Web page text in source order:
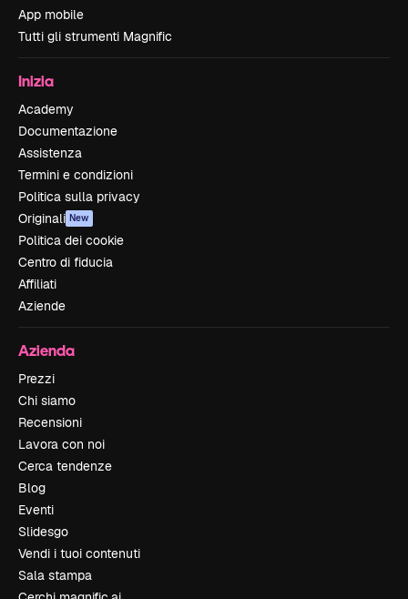
App mobile
Tutti gli strumenti Magnific
Inizia
Academy
Documentazione
Assistenza
Termini e condizioni
Politica sulla privacy
Originali New
Politica dei cookie
Centro di fiducia
Affiliati
Aziende
Azienda
Prezzi
Chi siamo
Recensioni
Lavora con noi
Cerca tendenze
Blog
Eventi
Slidesgo
Vendi i tuoi contenuti
Sala stampa